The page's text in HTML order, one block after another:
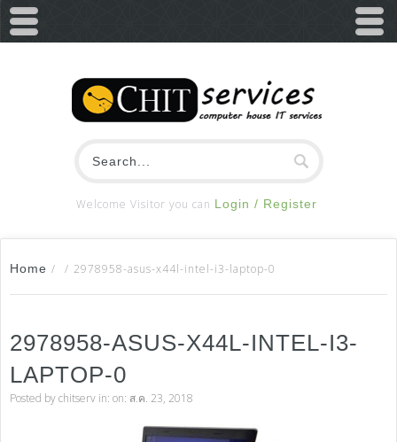
Welcome Visitor you can Login / Register
Home / / 2978958-asus-x44l-intel-i3-laptop-0
2978958-ASUS-X44L-INTEL-I3-
LAPTOP-0
Posted bychitserv in: on: ส.ค. 23, 2018